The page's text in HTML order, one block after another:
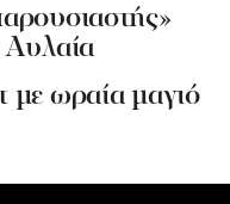
Αυλαία
με ωραία μαγιό